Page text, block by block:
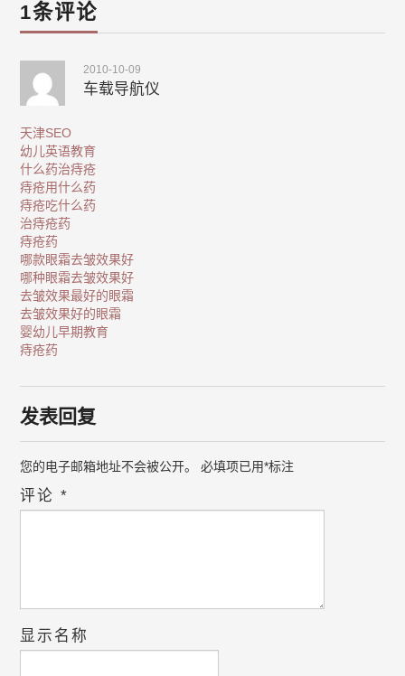
1条评论
2010-10-09
车载导航仪
天津SEO
幼儿英语教育
什么药治痔疮
痔疮用什么药
痔疮吃什么药
治痔疮药
痔疮药
哪款眼霜去皱效果好
哪种眼霜去皱效果好
去皱效果最好的眼霜
去皱效果好的眼霜
婴幼儿早期教育
痔疮药
发表回复
您的电子邮箱地址不会被公开。 必填项已用*标注
评论*
显示名称